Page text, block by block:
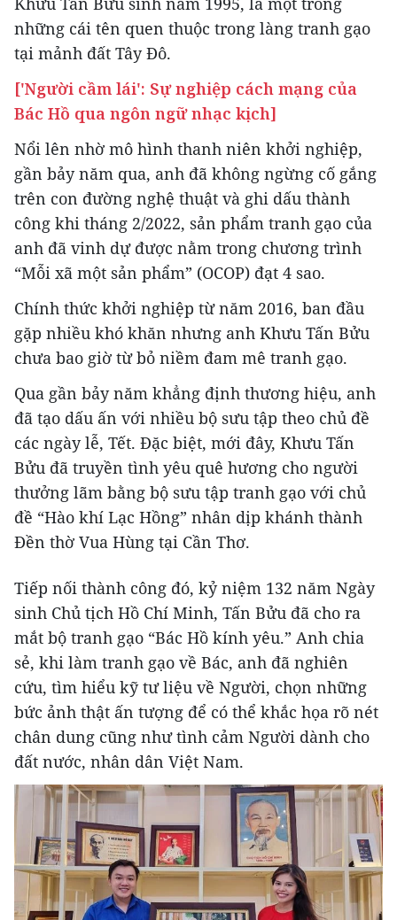
những cái tên quen thuộc trong làng tranh gạo
tại mảnh đất Tây Đô.
['Người cầm lái': Sự nghiệp cách mạng của
Bác Hồ qua ngôn ngữ nhạc kịch]
Nổi lên nhờ mô hình thanh niên khởi nghiệp,
gần bảy năm qua, anh đã không ngừng cố gắng
trên con đường nghệ thuật và ghi dấu thành
công khi tháng 2/2022, sản phẩm tranh gạo của
anh đã vinh dự được nằm trong chương trình
“Mỗi xã một sản phẩm” (OCOP) đạt 4 sao.
Chính thức khởi nghiệp từ năm 2016, ban đầu
gặp nhiều khó khăn nhưng anh Khưu Tấn Bửu
chưa bao giờ từ bỏ niềm đam mê tranh gạo.
Qua gần bảy năm khẳng định thương hiệu, anh
đã tạo dấu ấn với nhiều bộ sưu tập theo chủ đề
các ngày lễ, Tết. Đặc biệt, mới đây, Khưu Tấn
Bửu đã truyền tình yêu quê hương cho người
thưởng lãm bằng bộ sưu tập tranh gạo với chủ
đề “Hào khí Lạc Hồng” nhân dịp khánh thành
Đền thờ Vua Hùng tại Cần Thơ.
Tiếp nối thành công đó, kỷ niệm 132 năm Ngày
sinh Chủ tịch Hồ Chí Minh, Tấn Bửu đã cho ra
mắt bộ tranh gạo “Bác Hồ kính yêu.” Anh chia
sẻ, khi làm tranh gạo về Bác, anh đã nghiên
cứu, tìm hiểu kỹ tư liệu về Người, chọn những
bức ảnh thật ấn tượng để có thể khắc họa rõ nét
chân dung cũng như tình cảm Người dành cho
đất nước, nhân dân Việt Nam.